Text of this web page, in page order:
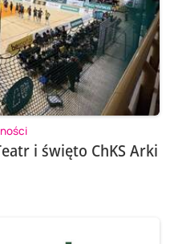
i święto ChKS Arki